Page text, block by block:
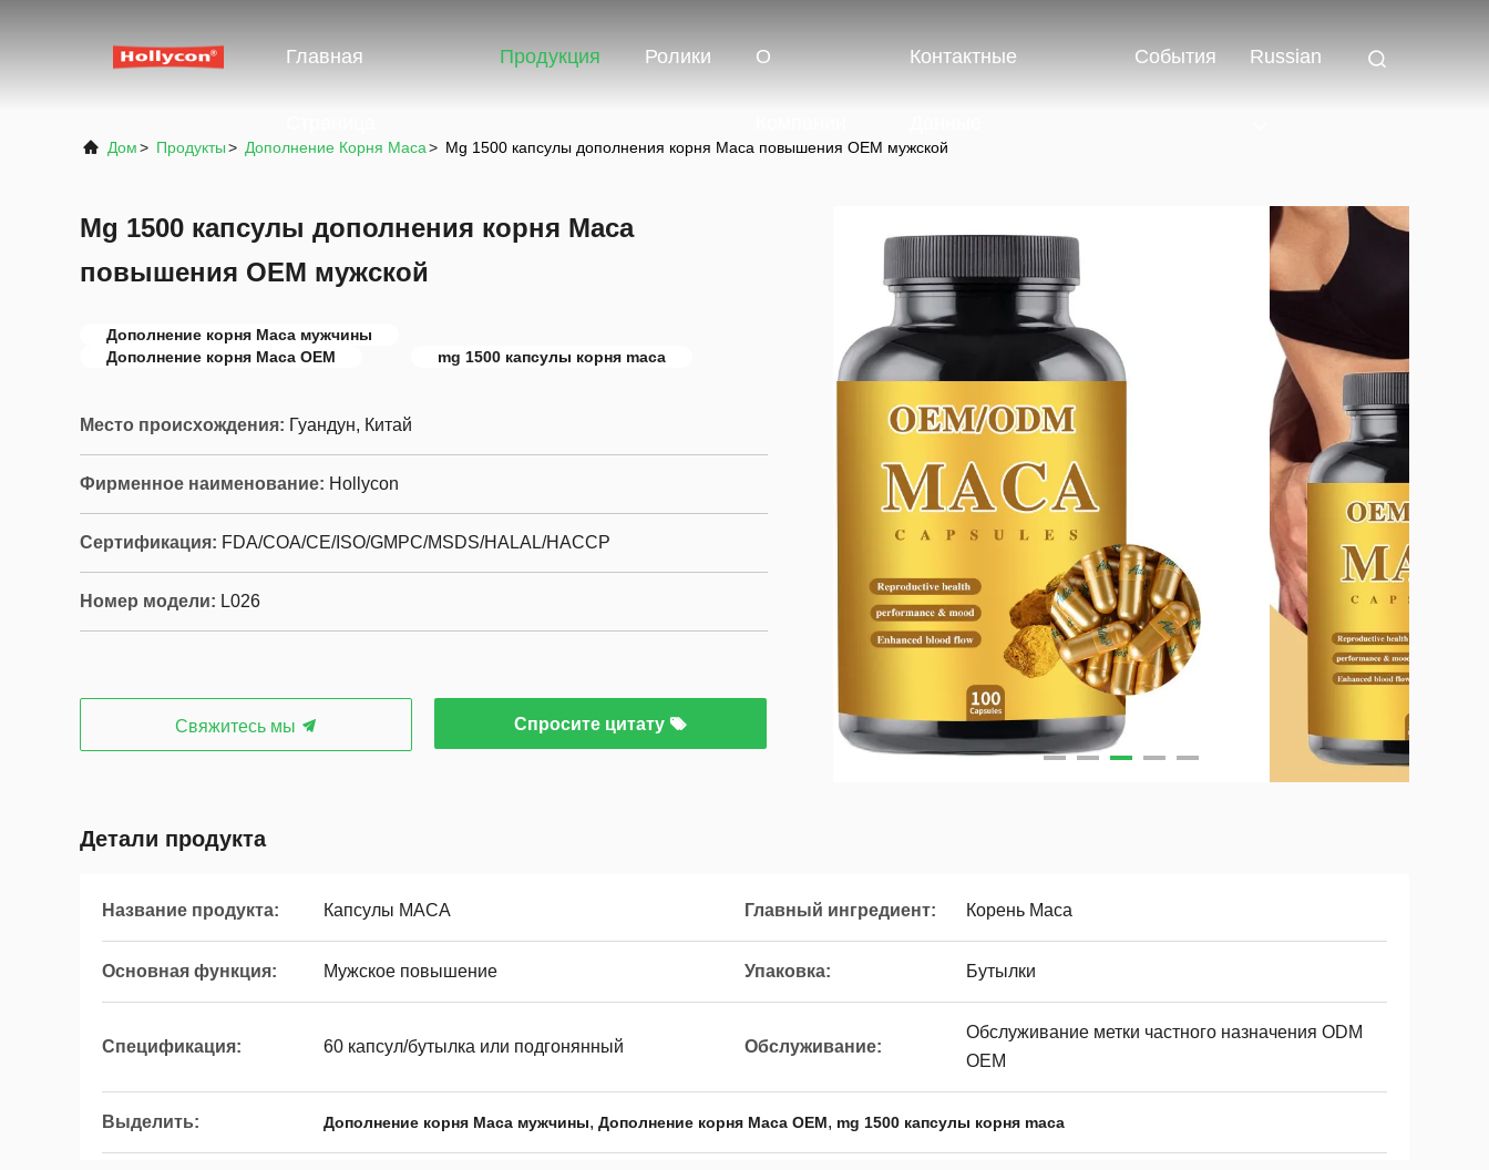
Главная Продукция Ролики О Контактные События Russian
Дом> Продукты> Дополнение Корня Maca> Mg 1500 капсулы дополнения корня Maca повышения OEM мужской
Mg 1500 капсулы дополнения корня Maca
повышения OEM мужской
Дополнение корня Maca мужчины
Дополнение корня Maca OEM
mg 1500 капсулы корня maca
Место происхождения: Гуандун, Китай
Фирменное наименование: Hollycon
Сертификация: FDA/COA/CE/ISO/GMPC/MSDS/HALAL/HACCP
Номер модели: L026
Свяжитесь мы Спросите цитату
Детали продукта
Название продукта: Капсулы MACA Главный ингредиент: Корень Maca
Основная функция: Мужское повышение Упаковка: Бутылки
Спецификация: 60 капсул/бутылка или подгонянный Обслуживание:
Обслуживание метки частного назначения ODM
OEM
Выделить: Дополнение корня Maca мужчины, Дополнение корня Maca OEM, mg 1500 капсулы корня maca